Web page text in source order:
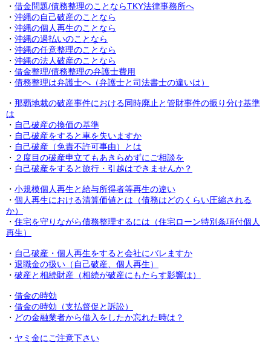
・ 借金問題/債務整理のことならTKY法律事務所へ
・ 沖縄の自己破産のことなら
・ 沖縄の個人再生のことなら
・ 沖縄の過払いのことなら
・ 沖縄の任意整理のことなら
・ 沖縄の法人破産のことなら
・ 借金整理/債務整理の弁護士費用
・ 債務整理は弁護士へ（弁護士と司法書士の違いは）
・ 那覇地裁の破産事件における同時廃止と管財事件の振り分け基準
は
・ 自己破産の換価の基準
・ 自己破産をすると車を失いますか
・ 自己破産（免責不許可事由）とは
・ ２度目の破産申立てもあきらめずにご相談を
・ 自己破産をすると旅行・引越はできませんか？
・ 小規模個人再生と給与所得者等再生の違い
・ 個人再生における清算価値とは（債務はどのくらい圧縮される
か）
・ 住宅を守りながら債務整理するには（住宅ローン特別条項付個人
再生）
・ 自己破産・個人再生をすると会社にバレますか
・ 退職金の扱い（自己破産、個人再生）
・ 破産と相続財産（相続が破産にもたらす影響は）
・ 借金の時効
・ 借金の時効（支払督促と訴訟）
・ どの金融業者から借入をしたか忘れた時は？
・ ヤミ金にご注意下さい